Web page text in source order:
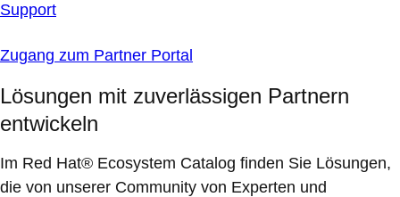
Support
Zugang zum Partner Portal
Lösungen mit zuverlässigen Partnern
entwickeln
Im Red Hat® Ecosystem Catalog finden Sie Lösungen,
die von unserer Community von Experten und